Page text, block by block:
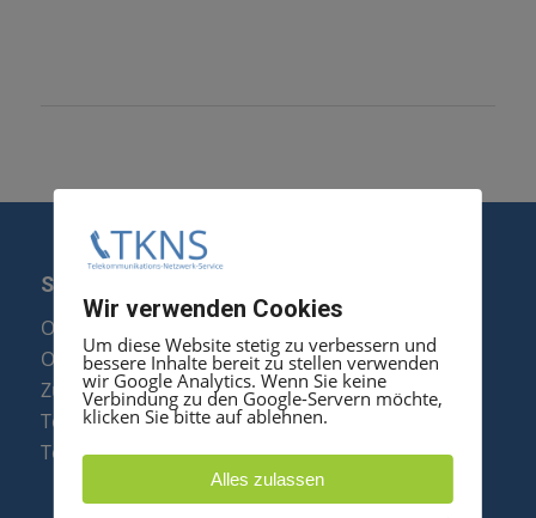
SERVICE
Optipoint Display Reparatur
Octophon F Display Reparatur
Zubehör & Ersatzteile
Telefonanlagen Optimierung
Telefonanlagen Erweiterung
Wir verwenden Cookies
Um diese Website stetig zu verbessern und
bessere Inhalte bereit zu stellen verwenden
wir Google Analytics. Wenn Sie keine
Verbindung zu den Google-Servern möchte,
klicken Sie bitte auf ablehnen.
Alles zulassen